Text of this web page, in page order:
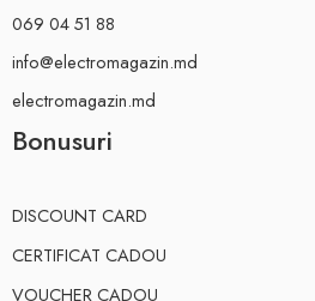
069 04 51 88
info@electromagazin.md
electromagazin.md
Bonusuri
DISCOUNT CARD
CERTIFICAT CADOU
VOUCHER CADOU